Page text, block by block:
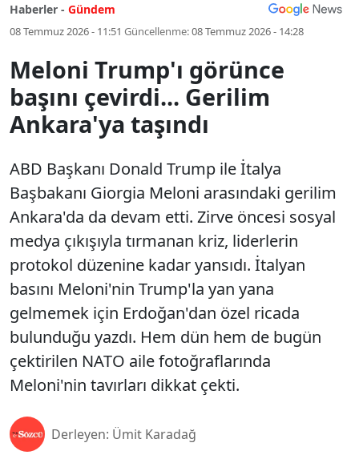
Haberler - Gündem
08 Temmuz 2026 - 11:51 Güncellenme:08 Temmuz 2026 - 14:28
Meloni Trump'ı görünce
başını çevirdi... Gerilim
Ankara'ya taşındı
ABD Başkanı Donald Trump ile İtalya
Başbakanı Giorgia Meloni arasındaki gerilim
Ankara'da da devam etti. Zirve öncesi sosyal
medya çıkışıyla tırmanan kriz, liderlerin
protokol düzenine kadar yansıdı. İtalyan
basını Meloni'nin Trump'la yan yana
gelmemek için Erdoğan'dan özel ricada
bulunduğu yazdı. Hem dün hem de bugün
çektirilen NATO aile fotoğraflarında
Meloni'nin tavırları dikkat çekti.
Derleyen: Ümit Karadağ